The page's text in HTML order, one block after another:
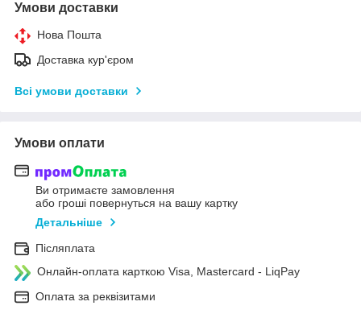
Умови доставки
Нова Пошта
Доставка кур'єром
Всі умови доставки
Умови оплати
Ви отримаєте замовлення
або гроші повернуться на вашу картку
Детальніше
Післяплата
Онлайн-оплата карткою Visa, Mastercard - LiqPay
Оплата за реквізитами